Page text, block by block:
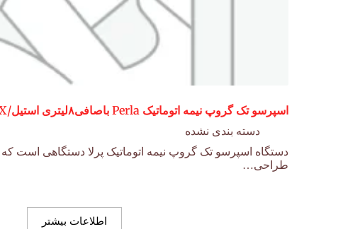
اسپرسو تک گروپ نیمه اتوماتیک Perla باصافی۸لیتری استیل/LUX
دسته بندی نشده
دستگاه اسپرسو تک گروپ نیمه اتوماتیک پرلا دستگاهی است که
طراحی…
اطلاعات بیشتر